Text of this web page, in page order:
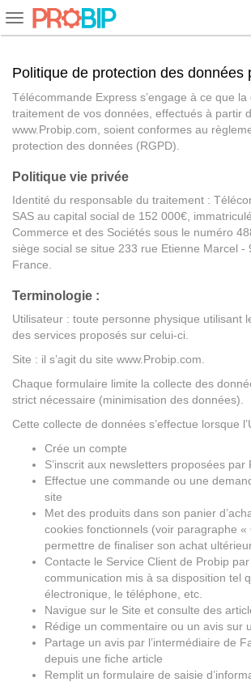
Voir
ou
la
navigation
Politique de protection des données
Télécommande Express s’engage à ce que la
traitement de vos données, effectués à partir
www.Probip.com, soient conformes au
protection des données (RGPD).
Politique vie privée
Identité du responsable du traitement :
SAS au capital social de 152 000€,
Commerce et des Sociétés sous le numéro
siège social se situe 233 rue Etienne Marcel -
France.
Terminologie :
Utilisateur : toute personne physique utilisant
des services proposés sur celui-ci.
Site : il s’agit du site www.Probip.com.
Chaque formulaire limite la collecte des
strict nécessaire (minimisation des données).
Cette collecte de données s’effectue lorsque
Crée un compte
S’inscrit aux newsletters proposées par
Effectue une commande ou une
site
Met des produits dans son panier
cookies fonctionnels (voir paragraphe «
permettre de finaliser son achat
Contacte le Service Client de Probip
communication mis à sa disposition tel
électronique, le téléphone, etc.
Navigue sur le Site et consulte des
Rédige un commentaire ou un avis sur
Partage un avis par l’intermédiaire de
depuis une fiche article
Remplit un formulaire de saisie
On vous présente nos cookies !